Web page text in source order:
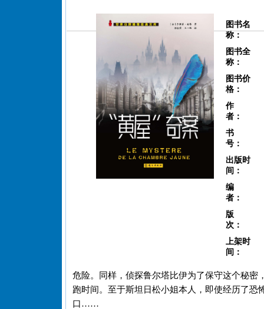
图书名
称：
图书全
称：
图书价
格：
作
者：
书
号：
出版时
间：
编
者：
版
次：
上架时
间：
危险。同样，侦探鲁尔塔比伊为了保守这个秘
跑时间。至于斯坦日松小姐本人，即使经历了
口……